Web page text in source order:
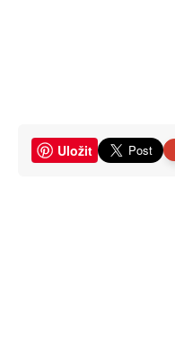
Uložit